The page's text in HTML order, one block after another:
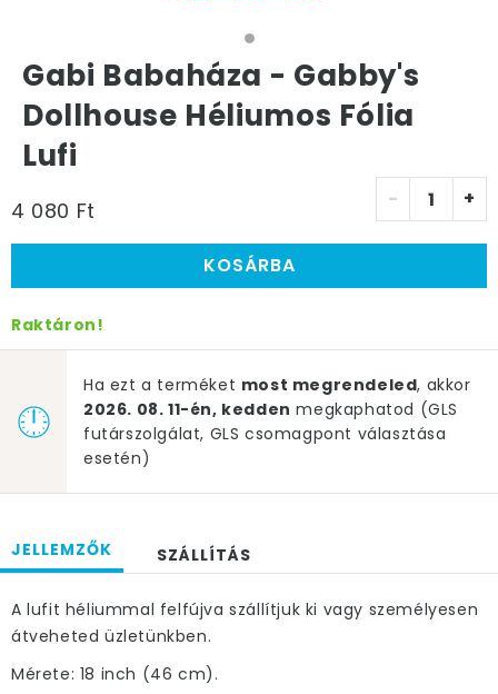
Gabi Babaháza - Gabby's
Dollhouse Héliumos Fólia
Lufi
4 080 Ft - +
KOSÁRBA
Raktáron!
Ha ezt a terméket most megrendeled, akkor
2026. 08. 11-én, kedden megkaphatod (GLS
futárszolgálat, GLS csomagpont választása
esetén)
JELLEMZŐK SZÁLLÍTÁS
A lufit héliummal felfújva szállítjuk ki vagy személyesen
átveheted üzletünkben.
Mérete: 18 inch (46 cm).